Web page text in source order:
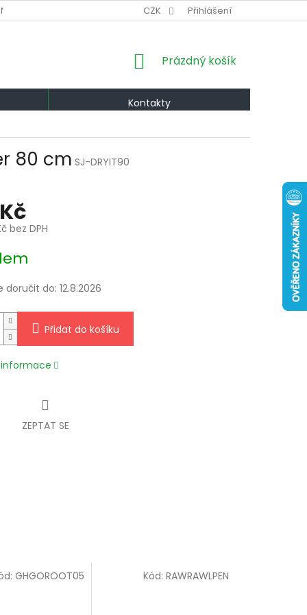
PODMÍNKY VÝMĚNA A VRÁCENÍ PODMÍNKY OCHRANY
CZK Přihlášení
NÁKUPNÍ
Prázdný košík
Kontakty
80 cm SJ-DRYIT90
bez DPH
doručit do: 12.8.2026
Přidat do košíku
ZEPTAT SE
GHGOROOT05 Kód: RAWRAWLPEN